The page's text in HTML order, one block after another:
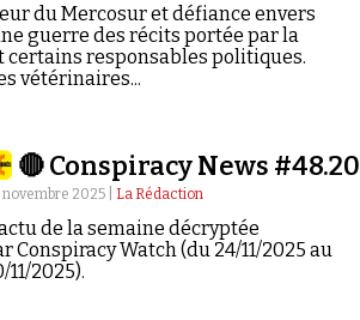
du Mercosur et défiance envers
guerre des récits portée par la
certains responsables politiques.
vétérinaires...
🔴 Conspiracy News
2025 | La Rédaction
de la semaine décryptée
Conspiracy Watch (du 24/11/2025 au
11/2025).